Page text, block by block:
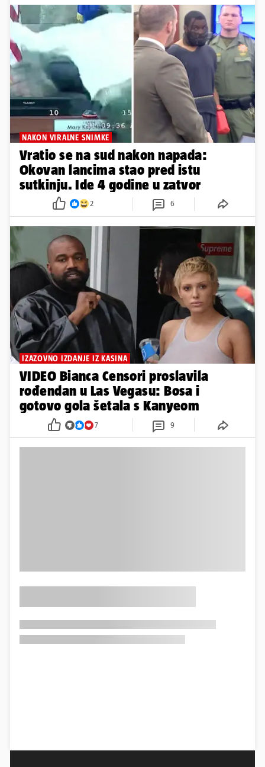
NAKON VIRALNE SNIMKE
Vratio se na sud nakon napada:
Okovan lancima stao pred istu
sutkinju. Ide 4 godine u zatvor
2 6
IZAZOVNO IZDANJE IZ KASINA
VIDEO Bianca Censori proslavila
rođendan u Las Vegasu: Bosa i
gotovo gola šetala s Kanyeom
7 9